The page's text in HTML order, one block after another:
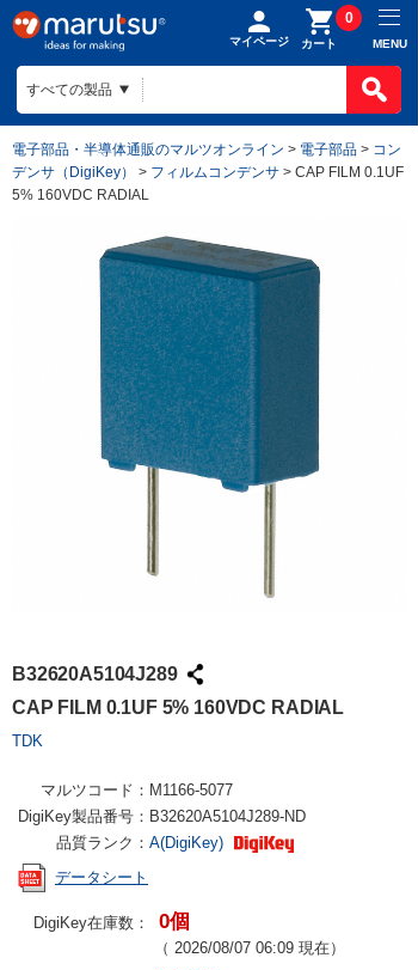
マイページ カート
0
MENU
電子部品・半導体通販のマルツオンライン > 電子部品 > コン
デンサ（DigiKey）
> フィルムコンデンサ > CAP FILM 0.1UF
5% 160VDC RADIAL
B32620A5104J289
CAP FILM 0.1UF 5% 160VDC RADIAL
TDK
マルツコード： M1166-5077
DigiKey製品番号： B32620A5104J289-ND
品質ランク： A(DigiKey)
データシート
DigiKey在庫数： 0個
（ 2026/08/07 06:09 現在）